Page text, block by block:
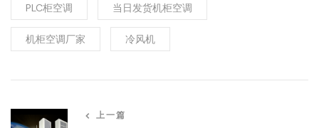
PLC柜空调 当日发货机柜空调
机柜空调厂家 冷风机
上一篇